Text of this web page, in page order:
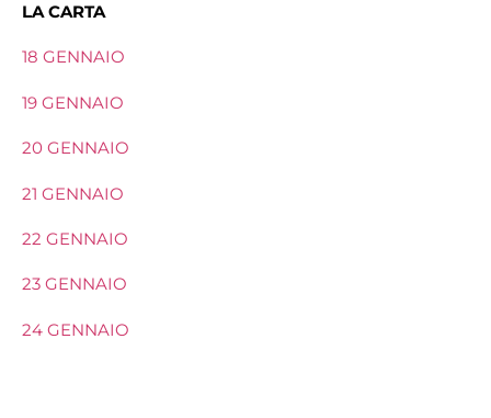
LA CARTA
18 GENNAIO
19 GENNAIO
20 GENNAIO
21 GENNAIO
22 GENNAIO
23 GENNAIO
24 GENNAIO